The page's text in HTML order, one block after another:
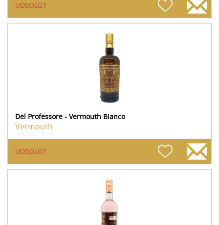
UDSOLGT
Del Professore - Vermouth Bianco
Vermouth
UDSOLGT